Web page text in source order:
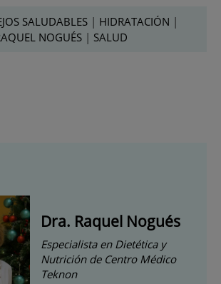
SALUDABLES | HIDRATACIÓN |
NOGUÉS | SALUD
Dra. Raquel Nogués
Especialista en Dietética y
Nutrición de Centro Médico
Teknon